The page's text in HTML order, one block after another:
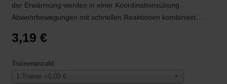
der Erwärmung werden in einer Koordinationsübung
Abwehrbewegungen mit schnellen Reaktionen kombiniert. ...
3,19 €
Traineranzahl
1 Trainer +0,00 €